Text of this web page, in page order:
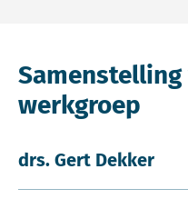
werkgroep
drs. Gert Dekker